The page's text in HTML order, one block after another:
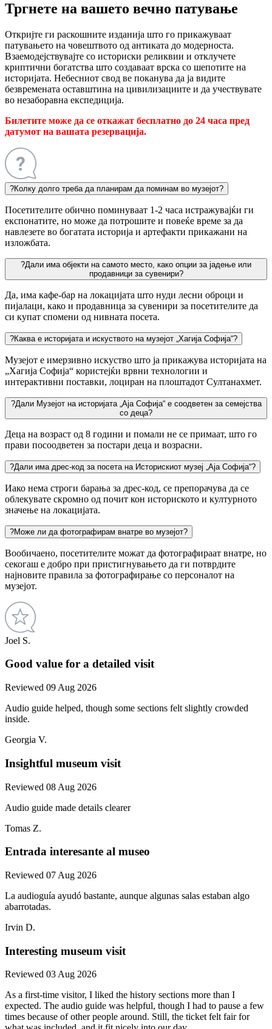
Тргнете на вашето вечно патување
Откријте ги раскошните изданија што го прикажуваат
патувањето на човештвото од антиката до модерноста.
Взаемодејствувајте со историски реликвии и отклучете
криптични богатства што создаваат врска со шепотите на
историјата. Небесниот свод ве поканува да ја видите
безвремената оставштина на цивилизациите и да учествувате
во незаборавна експедиција.
Билетите може да се откажат бесплатно до 24 часа пред
датумот на вашата резервација.
?Колку долго треба да планирам да поминам во музејот?
Посетителите обично поминуваат 1-2 часа истражувајќи ги
експонатите, но може да потрошите и повеќе време за да
навлезете во богатата историја и артефакти прикажани на
изложбата.
?Дали има објекти на самото место, како опции за јадење или
продавници за сувенири?
Да, има кафе-бар на локацијата што нуди лесни оброци и
пијалаци, како и продавница за сувенири за посетителите да
си купат спомени од нивната посета.
?Каква е историјата и искуството на музејот „Хагија Софија“?
Музејот е имерзивно искуство што ја прикажува историјата на
„Хагија Софија“ користејќи врвни технологии и
интерактивни поставки, лоциран на плоштадот Султанахмет.
?Дали Музејот на историјата „Аја Софија“ е соодветен за семејства
со деца?
Деца на возраст од 8 години и помали не се примаат, што го
прави посоодветен за постари деца и возрасни.
?Дали има дрес-код за посета на Историскиот музеј „Аја Софија“?
Иако нема строги барања за дрес-код, се препорачува да се
облекувате скромно од почит кон историското и културното
значење на локацијата.
?Може ли да фотографирам внатре во музејот?
Вообичаено, посетителите можат да фотографираат внатре, но
секогаш е добро при пристигнувањето да ги потврдите
најновите правила за фотографирање со персоналот на
музејот.
Joel S.
Good value for a detailed visit
Reviewed 09 Aug 2026
Audio guide helped, though some sections felt slightly crowded
inside.
Georgia V.
Insightful museum visit
Reviewed 08 Aug 2026
Audio guide made details clearer
Tomas Z.
Entrada interesante al museo
Reviewed 07 Aug 2026
La audioguía ayudó bastante, aunque algunas salas estaban algo
abarrotadas.
Irvin D.
Interesting museum visit
Reviewed 03 Aug 2026
As a first-time visitor, I liked the history sections more than I
expected. The audio guide was helpful, though I had to pause a few
times because of other people around. Still, the ticket felt fair for